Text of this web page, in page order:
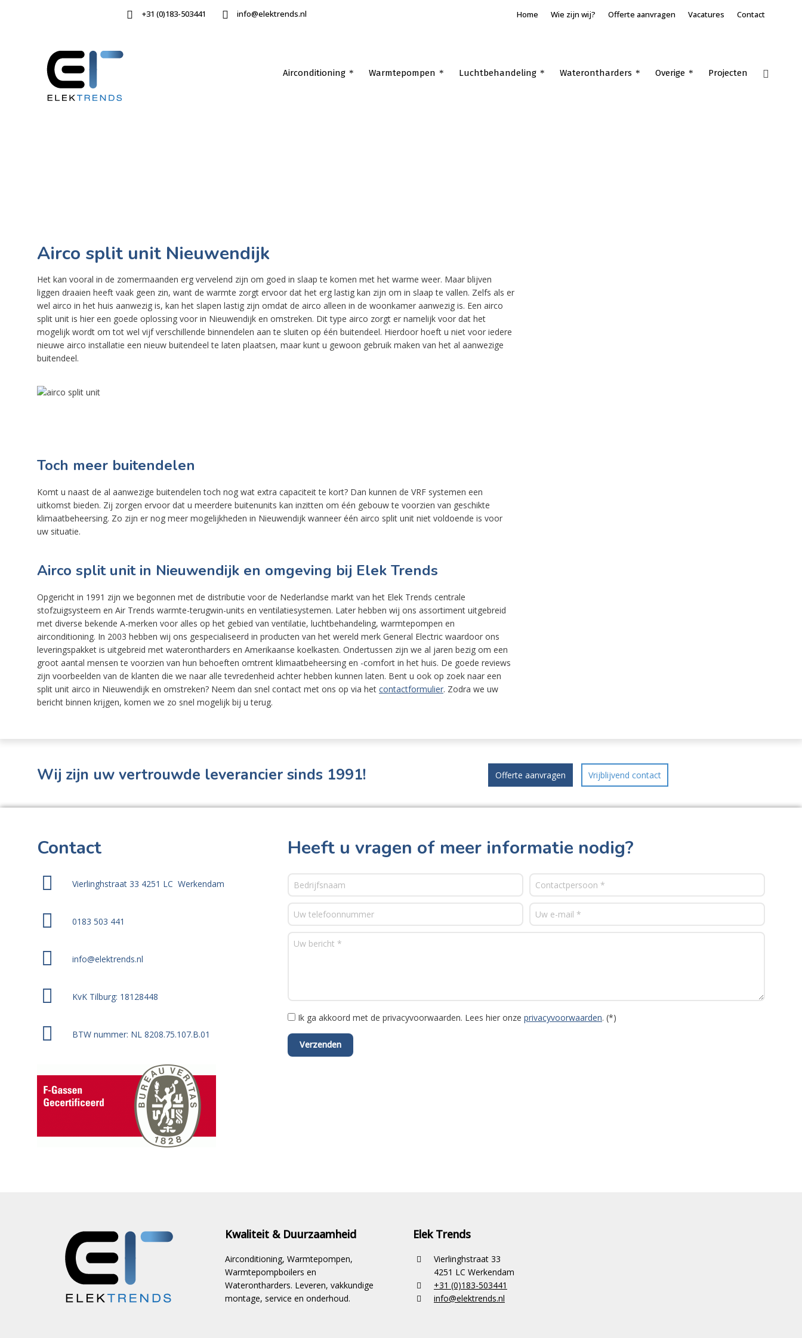
+31 (0)183-503441 info@elektrends.nl Home Wie zijn wij? Offerte aanvragen Vacatures Contact
Airconditioning Warmtepompen Luchtbehandeling Waterontharders Overige Projecten
Airco split unit Nieuwendijk
Het kan vooral in de zomermaanden erg vervelend zijn om goed in slaap te komen met het warme weer. Maar blijven
liggen draaien heeft vaak geen zin, want de warmte zorgt ervoor dat het erg lastig kan zijn om in slaap te vallen. Zelfs als er
wel airco in het huis aanwezig is, kan het slapen lastig zijn omdat de airco alleen in de woonkamer aanwezig is. Een airco
split unit is hier een goede oplossing voor in Nieuwendijk en omstreken. Dit type airco zorgt er namelijk voor dat het
mogelijk wordt om tot wel vijf verschillende binnendelen aan te sluiten op één buitendeel. Hierdoor hoeft u niet voor iedere
nieuwe airco installatie een nieuw buitendeel te laten plaatsen, maar kunt u gewoon gebruik maken van het al aanwezige
buitendeel.
Toch meer buitendelen
Komt u naast de al aanwezige buitendelen toch nog wat extra capaciteit te kort? Dan kunnen de VRF systemen een
uitkomst bieden. Zij zorgen ervoor dat u meerdere buitenunits kan inzitten om één gebouw te voorzien van geschikte
klimaatbeheersing. Zo zijn er nog meer mogelijkheden in Nieuwendijk wanneer één airco split unit niet voldoende is voor
uw situatie.
Airco split unit in Nieuwendijk en omgeving bij Elek Trends
Opgericht in 1991 zijn we begonnen met de distributie voor de Nederlandse markt van het Elek Trends centrale
stofzuigsysteem en Air Trends warmte-terugwin-units en ventilatiesystemen. Later hebben wij ons assortiment uitgebreid
met diverse bekende A-merken voor alles op het gebied van ventilatie, luchtbehandeling, warmtepompen en
airconditioning. In 2003 hebben wij ons gespecialiseerd in producten van het wereld merk General Electric waardoor ons
leveringspakket is uitgebreid met waterontharders en Amerikaanse koelkasten. Ondertussen zijn we al jaren bezig om een
groot aantal mensen te voorzien van hun behoeften omtrent klimaatbeheersing en -comfort in het huis. De goede reviews
zijn voorbeelden van de klanten die we naar alle tevredenheid achter hebben kunnen laten. Bent u ook op zoek naar een
split unit airco in Nieuwendijk en omstreken? Neem dan snel contact met ons op via het contactformulier. Zodra we uw
bericht binnen krijgen, komen we zo snel mogelijk bij u terug.
Wij zijn uw vertrouwde leverancier sinds 1991! Offerte aanvragen Vrijblijvend contact
Contact
Vierlinghstraat 33 4251 LC Werkendam
0183 503 441
info@elektrends.nl
KvK Tilburg: 18128448
BTW nummer: NL 8208.75.107.B.01
Heeft u vragen of meer informatie nodig?
Ik ga akkoord met de privacyvoorwaarden. Lees hier onze privacyvoorwaarden. (*)
Kwaliteit & Duurzaamheid
Airconditioning, Warmtepompen,
Warmtepompboilers en
Waterontharders. Leveren, vakkundige
montage, service en onderhoud.
Elek Trends
Vierlinghstraat 33
4251 LC Werkendam
+31 (0)183-503441
info@elektrends.nl